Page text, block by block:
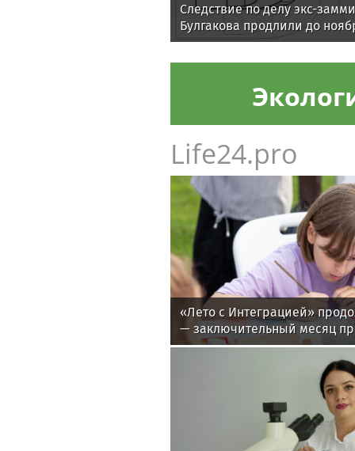
Следствие по делу экс-
Булгакова продлили до
Life24.pro
«Лето с Интеграцией»
— заключительный месяц